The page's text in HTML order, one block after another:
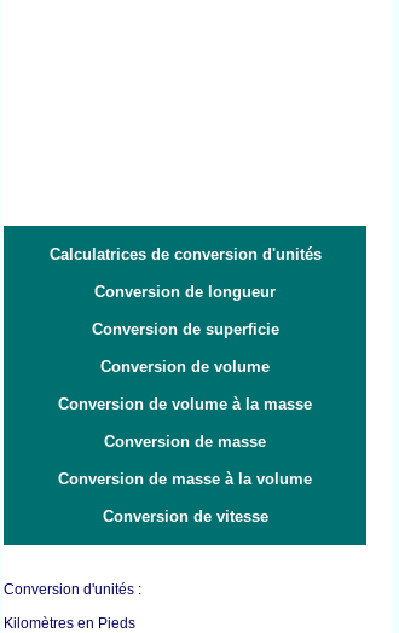
Calculatrices de conversion d'unités
Conversion de longueur
Conversion de superficie
Conversion de volume
Conversion de volume à la masse
Conversion de masse
Conversion de masse à la volume
Conversion de vitesse
Conversion d'unités :
Kilomètres en Pieds